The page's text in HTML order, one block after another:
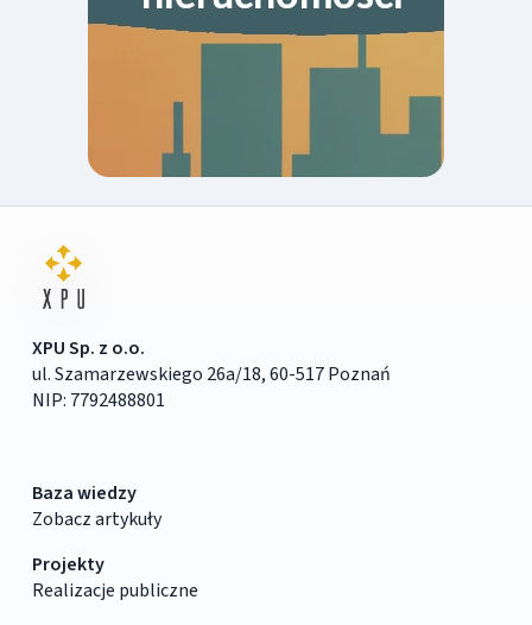
XPU Sp. z o.o.
ul. Szamarzewskiego 26a/18, 60-517 Poznań
NIP: 7792488801
Baza wiedzy
Zobacz artykuły
Projekty
Realizacje publiczne